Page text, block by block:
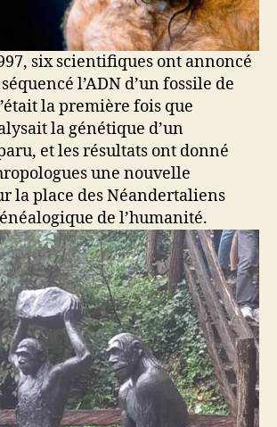
six scientifiques ont annoncé
l’ADN d’un fossile de
la première fois que
la génétique d’un
et les résultats ont donné
une nouvelle
la place des Néandertaliens
de l’humanité.